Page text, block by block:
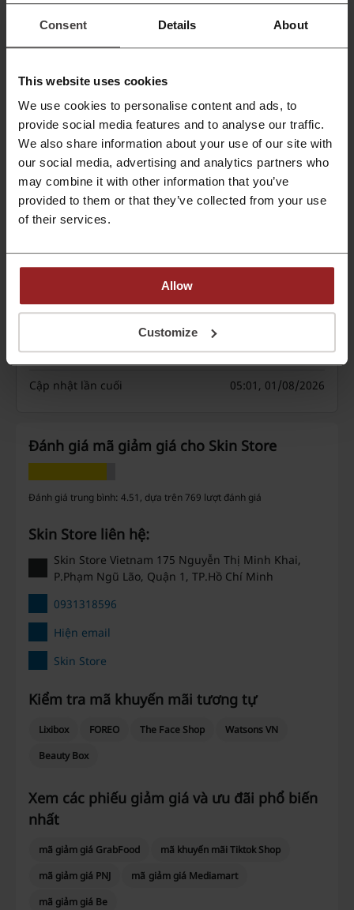
Consent Details About
This website uses cookies
We use cookies to personalise content and ads, to
provide social media features and to analyse our traffic.
We also share information about your use of our site with
our social media, advertising and analytics partners who
may combine it with other information that you’ve
provided to them or that they’ve collected from your use
of their services.
Allow
Customize
Lấy khuyến mãi
CHƯƠNG
TRÌNH
KHUYẾN MÃI
Gói Tháng Tám | Tiết Kiệm Lớn Hôm Nay!
Duyệt qua những giao dịch tuyệt vời tại Skin Store và
tiết kiệm lớn ngay hôm nay!
Lấy khuyến mãi
Giảm giá tốt nhất
50%
Cập nhật lần cuối
05:01, 01/08/2026
Đánh giá mã giảm giá cho Skin Store
Đánh giá trung bình: 4.51, dựa trên 769 lượt đánh giá
Skin Store liên hệ:
Skin Store Vietnam 175 Nguyễn Thị Minh Khai,
P.Phạm Ngũ Lão, Quận 1, TP.Hồ Chí Minh
0931318596‬
Hiện email
Skin Store
Kiểm tra mã khuyến mãi tương tự
Lixibox FOREO The Face Shop
Watsons VN
Beauty Box
Xem các phiếu giảm giá và ưu đãi phổ biến
nhất
mã giảm giá GrabFood
mã khuyến mãi Tiktok Shop
mã giảm giá PNJ
mã giảm giá Mediamart
mã giảm giá Be